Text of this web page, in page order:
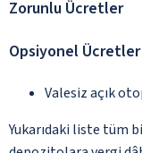
Zorunlu Ücretler
Opsiyonel Ücretler
Valesiz açık
Yukarıdaki liste tüm